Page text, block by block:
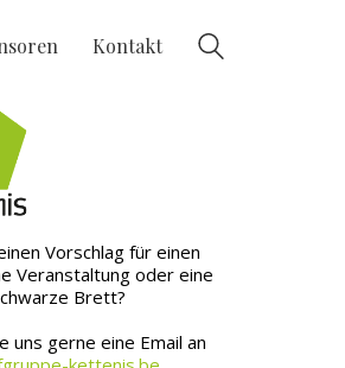
Kontakt
Vorschlag für einen
Veranstaltung oder eine
Brett?
uns gerne eine Email an